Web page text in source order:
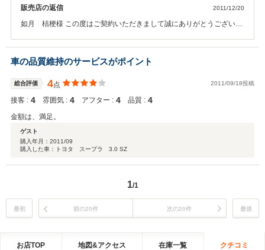
販売店の返信 2011/12/20
如月 桔梗様 この度はご契約いただきまして誠にありがとうございま
しては大事にメンテナンスしていただきながら乗っていただき、そし
て皆さんで楽しくワイワイとお乗りいただければと思っております。
もし、近くにお立ち寄りの際は、当社までご来店のただければ、メン
テナンスのお手伝いをさせていただきますので、 お気軽にご連絡くだ
車の品質維持のサービスがポイント
総合評価 4点 2011/09/18投稿
接客 : 4 雰囲気 : 4 アフター : 4 品質 : 4
金額は、満足。
ゲスト
購入年月： 2011/09
購入した車：トヨタ スープラ 3.0 SZ
1/1
最初 前の20件 次の20件 最後
お店TOP 地図&アクセス 在庫一覧 クチコミ